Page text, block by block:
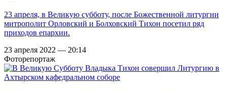
23 апреля, в Великую субботу, после Божественной литургии
митрополит Орловский и Болховский Тихон посетил ряд
приходов епархии.
23 апреля 2022 — 20:14
Фоторепортаж